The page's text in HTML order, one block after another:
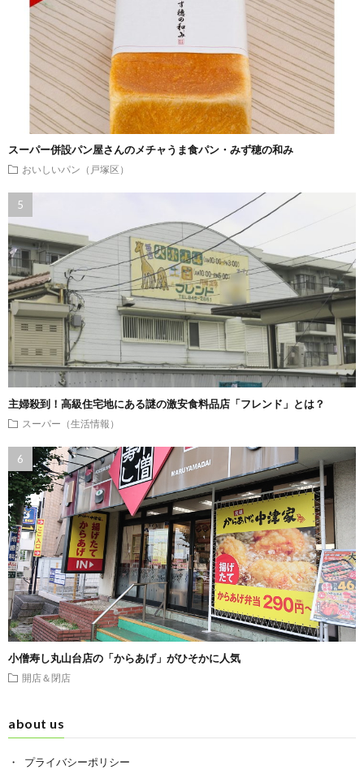
スーパー併設パン屋さんのメチャうま食パン・みず穂の和み
おいしいパン（戸塚区）
主婦殺到！高級住宅地にある謎の激安食料品店「フレンド」とは？
スーパー（生活情報）
小僧寿し丸山台店の「からあげ」がひそかに人気
開店＆閉店
about us
プライバシーポリシー